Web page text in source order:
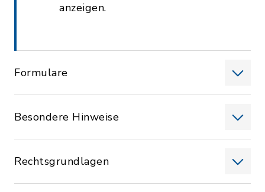
anzeigen.
Formulare
Besondere Hinweise
Rechtsgrundlagen